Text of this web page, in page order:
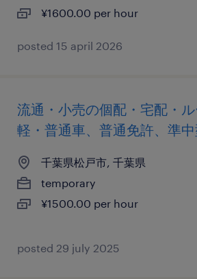
¥1600.00 per hour
posted 15 april 2026
流通・小売の個配・宅配・ル
軽・普通車、普通免許、準
千葉県松戸市, 千葉県
temporary
¥1500.00 per hour
posted 29 july 2025